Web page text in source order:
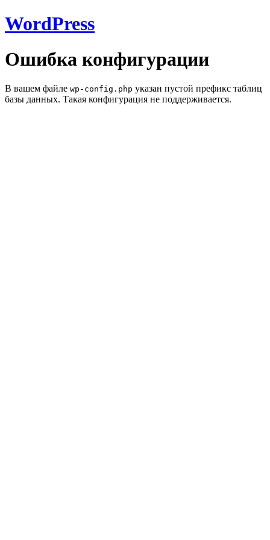
WordPress
Ошибка конфигурации
В вашем файле wp-config.php указан пустой префикс таблиц
базы данных. Такая конфигурация не поддерживается.